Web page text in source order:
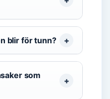
blir för tunn?
som